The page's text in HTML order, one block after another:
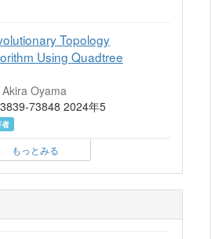
Topology
Using Quadtree
Oyama
73848 2024年5
もっとみる